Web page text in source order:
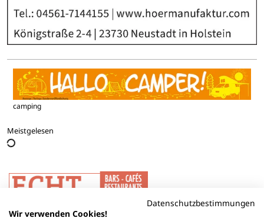
camping
Meistgelesen
Datenschutzbestimmungen
Wir verwenden Cookies!